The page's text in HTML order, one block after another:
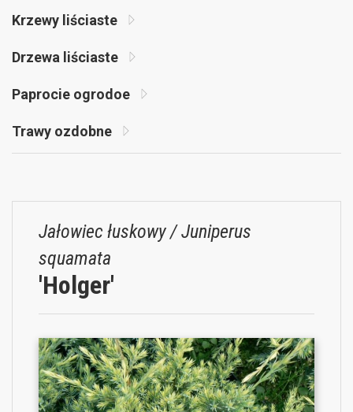
Krzewy liściaste
Drzewa liściaste
Paprocie ogrodoe
Trawy ozdobne
Jałowiec łuskowy / Juniperus
squamata
'Holger'